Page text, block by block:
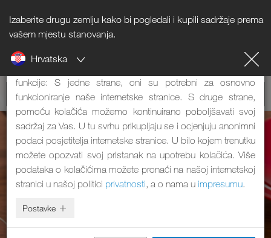
Izaberite drugu zemlju kako bi pogledali i kupili sadržaje prema
vašem mjestu stanovanja.
Hrvatska
Napomena o kolačićima
Naša internetska stranica koristi kolačiće. Oni imaju dvije
funkcije: S jedne strane, oni su potrebni za osnovno
funkcioniranje naše internetske stranice. S druge strane,
pomoću kolačića možemo kontinuirano poboljšavati svoj
sadržaj za Vas. U tu svrhu prikupljaju se i ocjenjuju anonimni
podaci posjetitelja internetske stranice. U bilo kojem trenutku
možete opozvati svoj pristanak na upotrebu kolačića. Više
podataka o kolačićima možete pronaći na našoj internetskoj
stranici u našoj politici privatnosti, a o nama u impresumu.
Postavke